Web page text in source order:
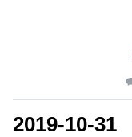
2019-10-31